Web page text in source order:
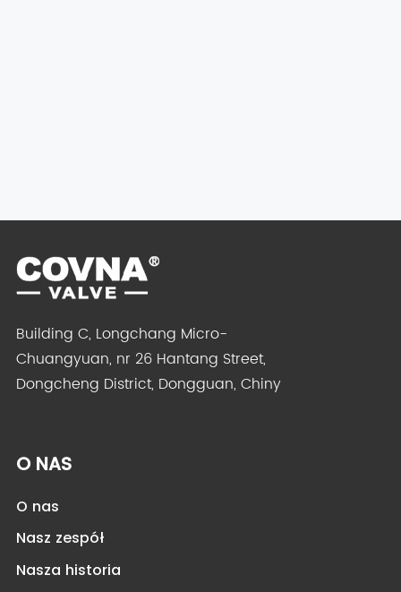
Building C, Longchang Micro-
Chuangyuan, nr 26 Hantang Street,
Dongcheng District, Dongguan, Chiny
O NAS
O nas
Nasz zespół
Nasza historia